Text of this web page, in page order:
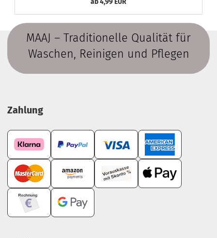
ab 4,99 EUR
MAAJ – Traditionelle Qualität für
Waschen, Reinigen und Pflegen
Zahlung